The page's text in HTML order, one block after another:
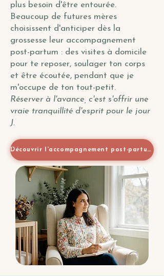
plus besoin d'être entourée.
Beaucoup de futures mères
choisissent d'anticiper dès la
grossesse leur accompagnement
post-partum : des visites à domicile
pour te reposer, soulager ton corps
et être écoutée, pendant que je
m'occupe de ton tout-petit.
Réserver à l'avance, c'est s'offrir une
vraie tranquillité d'esprit pour le jour
J.
Découvrir l'accompagnement post-partum